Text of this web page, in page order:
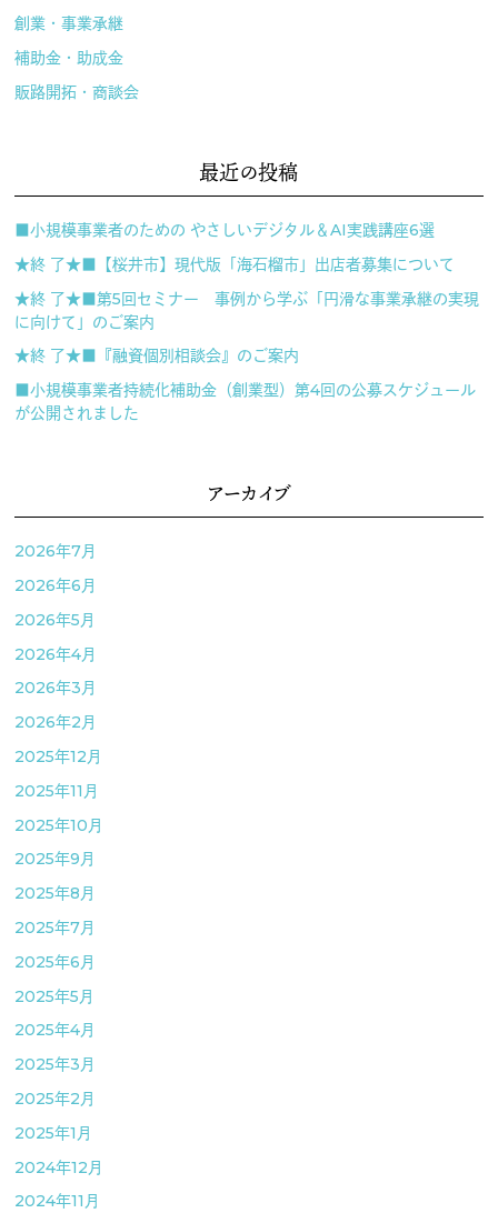
創業・事業承継
補助金・助成金
販路開拓・商談会
最近の投稿
■小規模事業者のための やさしいデジタル＆AI実践講座6選
★終 了★■【桜井市】現代版「海石榴市」出店者募集について
★終 了★■第5回セミナー 事例から学ぶ「円滑な事業承継の実現
に向けて」のご案内
★終 了★■『融資個別相談会』のご案内
■小規模事業者持続化補助金（創業型）第4回の公募スケジュール
が公開されました
アーカイブ
2026年7月
2026年6月
2026年5月
2026年4月
2026年3月
2026年2月
2025年12月
2025年11月
2025年10月
2025年9月
2025年8月
2025年7月
2025年6月
2025年5月
2025年4月
2025年3月
2025年2月
2025年1月
2024年12月
2024年11月